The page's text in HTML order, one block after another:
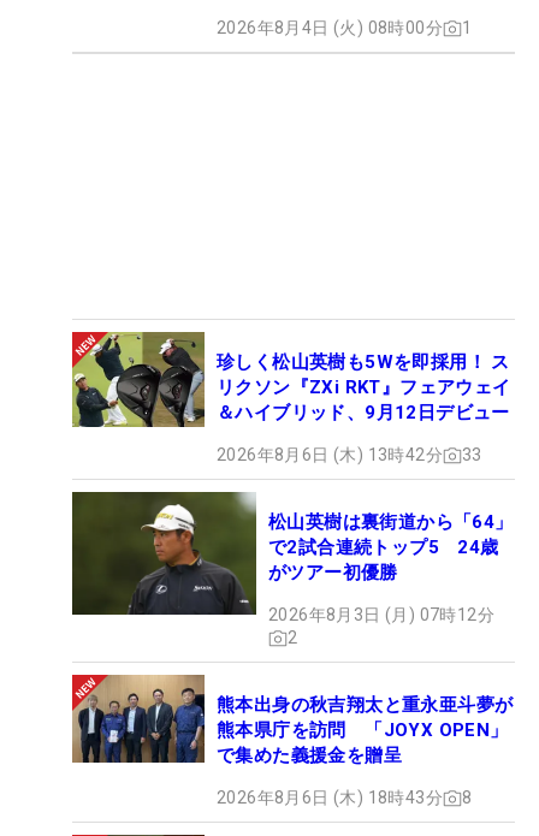
2026年8月4日 (火) 08時00分 1
珍しく松山英樹も5Wを即採用！ ス
リクソン『ZXi RKT』フェアウェイ
＆ハイブリッド、9月12日デビュー
2026年8月6日 (木) 13時42分 33
松山英樹は裏街道から「64」
で2試合連続トップ5 24歳
がツアー初優勝
2026年8月3日 (月) 07時12分
2
熊本出身の秋吉翔太と重永亜斗夢が
熊本県庁を訪問 「JOYX OPEN」
で集めた義援金を贈呈
2026年8月6日 (木) 18時43分 8